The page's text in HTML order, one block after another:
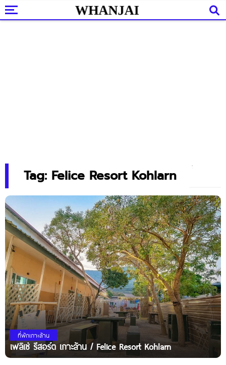
Tag: Felice Resort Kohlarn
ที่พักเกาะล้าน
เฟลิเซ่ รีสอร์ต เกาะล้าน / Felice Resort Kohlarn